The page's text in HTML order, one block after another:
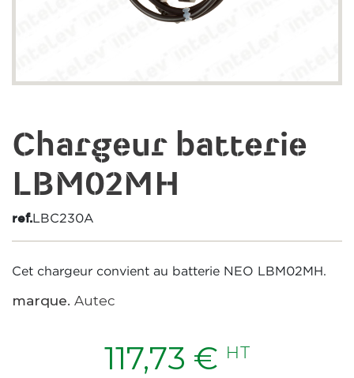
Chargeur batterie
LBM02MH
ref.LBC230A
Cet chargeur convient au batterie NEO LBM02MH.
marque. Autec
117,73 € HT